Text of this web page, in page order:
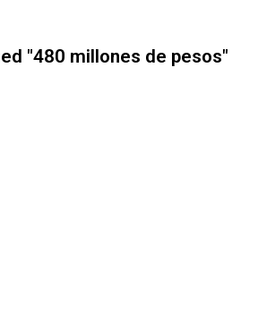
"480 millones de pesos"